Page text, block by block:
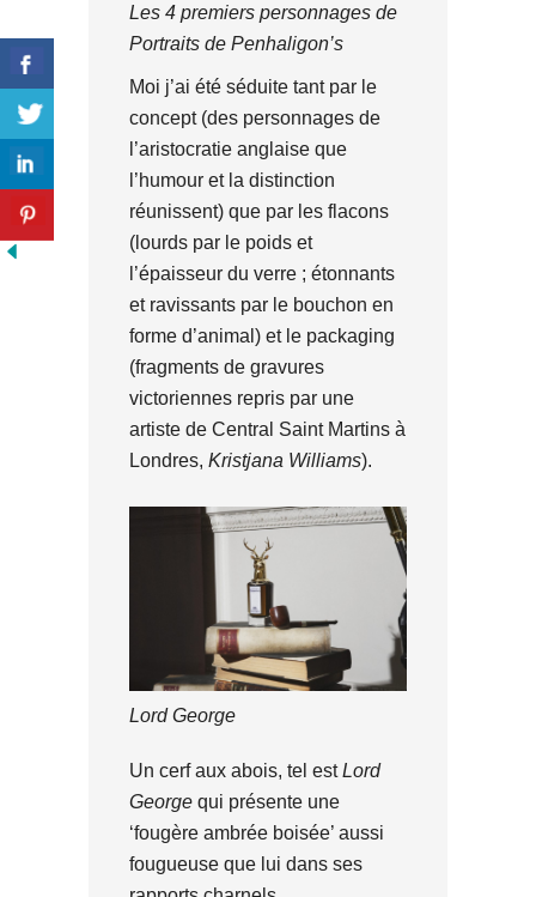
Les 4 premiers personnages de
Portraits de Penhaligon’s
Moi j’ai été séduite tant par le
concept (des personnages de
l’aristocratie anglaise que
l’humour et la distinction
réunissent) que par les flacons
(lourds par le poids et
l’épaisseur du verre ; étonnants
et ravissants par le bouchon en
forme d’animal) et le packaging
(fragments de gravures
victoriennes repris par une
artiste de Central Saint Martins à
Londres, Kristjana Williams).
Lord George
Un cerf aux abois, tel estLord
George qui présente une
‘fougère ambrée boisée’ aussi
fougueuse que lui dans ses